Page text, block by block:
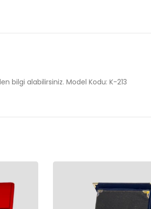
bilgi alabilirsiniz. Model Kodu: K-213